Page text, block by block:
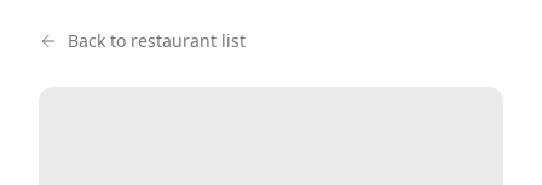
Back to restaurant list